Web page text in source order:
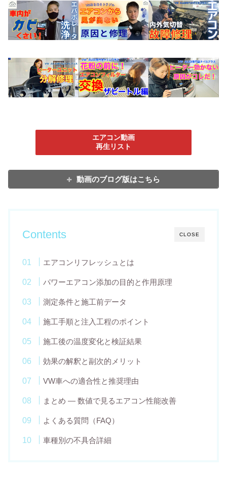
エアコン動画
再生リスト
動画のブログ版はこちら
CLOSE
Contents
エアコンリフレッシュとは
パワーエアコン添加の目的と作用原理
測定条件と施工前データ
施工手順と注入工程のポイント
施工後の温度変化と検証結果
効果の解釈と副次的メリット
VW車への適合性と推奨理由
まとめ ― 数値で見るエアコン性能改善
よくある質問（FAQ）
車種別の不具合詳細